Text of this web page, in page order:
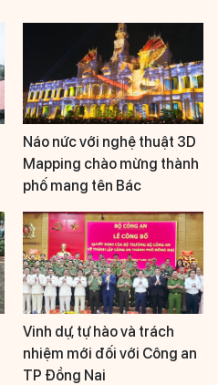
Náo nức với nghệ thuật 3D
Mapping chào mừng thành
phố mang tên Bác
Vinh dự, tự hào và trách
nhiệm mới đối với Công an
TP Đồng Nai